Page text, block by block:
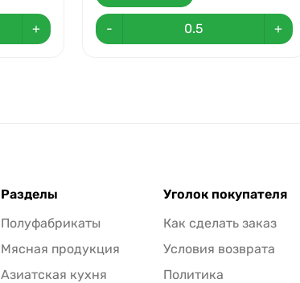
+ - +
Разделы
Полуфабрикаты
Мясная продукция
Азиатская кухня
Уголок покупателя
Как сделать заказ
Условия возврата
Политика